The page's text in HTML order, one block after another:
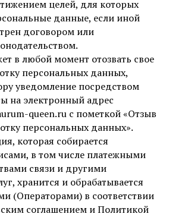
целей, для которых
данные, если иной
договором или
в любой момент отозвать свое
персональных данных,
уведомление посредством
на электронный адрес
queen.ru с пометкой «Отзыв
персональных данных».
которая собирается
в том числе платежными
связи и другими
хранится и обрабатывается
(Операторами) в соответствии
соглашением и Политикой